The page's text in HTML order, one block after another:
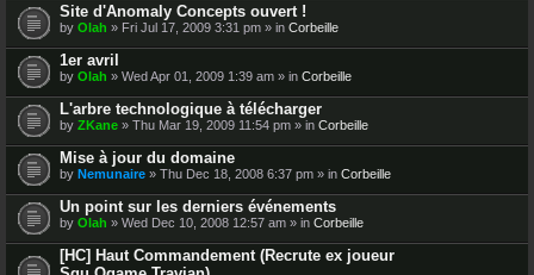
Site d'Anomaly Concepts ouvert !
by Olah » Fri Jul 17, 2009 3:31 pm » in Corbeille
1er avril
by Olah » Wed Apr 01, 2009 1:39 am » in Corbeille
L'arbre technologique à télécharger
by ZKane » Thu Mar 19, 2009 11:54 pm » in Corbeille
Mise à jour du domaine
by Nemunaire » Thu Dec 18, 2008 6:37 pm » in Corbeille
Un point sur les derniers événements
by Olah » Wed Dec 10, 2008 12:57 am » in Corbeille
[HC] Haut Commandement (Recrute ex joueur